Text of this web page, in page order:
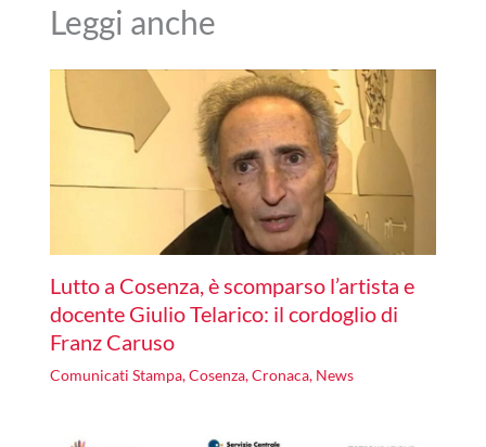
Leggi anche
Lutto a Cosenza, è scomparso l’artista e
docente Giulio Telarico: il cordoglio di
Franz Caruso
Comunicati Stampa,Cosenza,Cronaca, News